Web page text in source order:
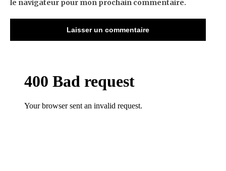
le navigateur pour mon prochain commentaire.